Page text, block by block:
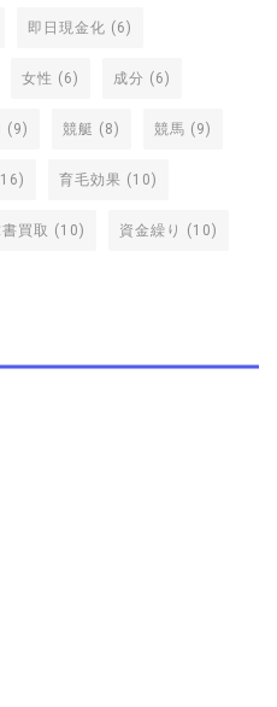
即日現金化 (6)
女性 (6) 成分 (6)
(9) 競艇 (8) 競馬 (9)
育毛効果 (10)
買取 (10) 資金繰り (10)